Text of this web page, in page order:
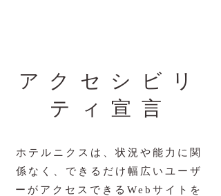
アクセシビリ
ティ宣言
ホテルニクスは、状況や能力に関
係なく、できるだけ幅広いユーザ
ーがアクセスできるWebサイトを